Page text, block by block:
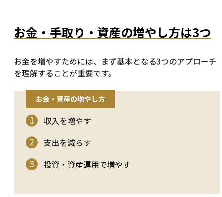
お金・手取り・資産の増やし方は3つ
お金を増やすためには、まず基本となる3つのアプローチ
を理解することが重要です。
お金・資産の増やし方
収入を増やす
支出を減らす
投資・資産運用で増やす